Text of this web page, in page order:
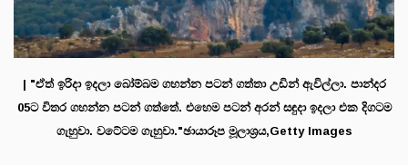
| "ඒත් ඉරිදා ඉදලා බෝම්බම ගහන්න පටන් ගත්තා උඩින් ඇවිල්ලා. පාන්දර
05ට විතර ගහන්න පටන් ගත්තේ. එහෙම පටන් අරන් සඳුදා ඉදලා එක දිගටම
ගැහුවා. වටේටම ගැහුවා."ඡායාරූප මූලාශ්‍රය,Getty Images